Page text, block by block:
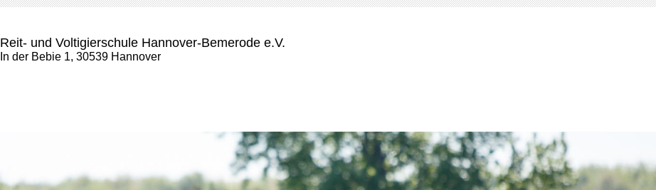
Reit- und Voltigierschule Hannover-Bemerode e.V.
In der Bebie 1, 30539 Hannover